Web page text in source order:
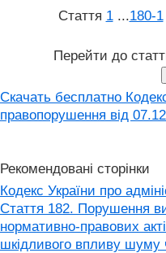
Стаття 1 ...180‑1
Перейти до
Скачать бесплатно
правопорушення вiд
Рекомендовані сторінки
Кодекс України про
Стаття 182. Порушення
нормативно-правових
шкідливого впливу